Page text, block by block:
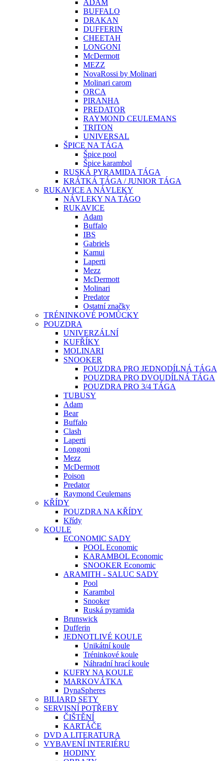
ADAM
BUFFALO
DRAKAN
DUFFERIN
CHEETAH
LONGONI
McDermott
MEZZ
NovaRossi by Molinari
Molinari carom
ORCA
PIRANHA
PREDATOR
RAYMOND CEULEMANS
TRITON
UNIVERSAL
ŠPICE NA TÁGA
Špice pool
Špice karambol
RUSKÁ PYRAMIDA TÁGA
KRÁTKÁ TÁGA / JUNIOR TÁGA
RUKAVICE A NÁVLEKY
NÁVLEKY NA TÁGO
RUKAVICE
Adam
Buffalo
IBS
Gabriels
Kamui
Laperti
Mezz
McDermott
Molinari
Predator
Ostatní značky
TRÉNINKOVÉ POMŮCKY
POUZDRA
UNIVERZÁLNÍ
KUFŘÍKY
MOLINARI
SNOOKER
POUZDRA PRO JEDNODÍLNÁ TÁGA
POUZDRA PRO DVOUDÍLNÁ TÁGA
POUZDRA PRO 3/4 TÁGA
TUBUSY
Adam
Bear
Buffalo
Clash
Laperti
Longoni
Mezz
McDermott
Poison
Predator
Raymond Ceulemans
KŘÍDY
POUZDRA NA KŘÍDY
Křídy
KOULE
ECONOMIC SADY
POOL Economic
KARAMBOL Economic
SNOOKER Economic
ARAMITH - SALUC SADY
Pool
Karambol
Snooker
Ruská pyramida
Brunswick
Dufferin
JEDNOTLIVÉ KOULE
Unikátní koule
Tréninkové koule
Náhradní hrací koule
KUFRY NA KOULE
MARKOVÁTKA
DynaSpheres
BILIARD SETY
SERVISNÍ POTŘEBY
ČIŠTĚNÍ
KARTÁČE
DVD A LITERATURA
VYBAVENÍ INTERIÉRU
HODINY